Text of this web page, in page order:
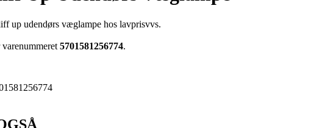
up udendørs væglampe hos lavprisvvs.
5701581256774.